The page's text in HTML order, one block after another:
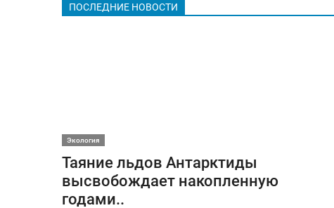
ПОСЛЕДНИЕ НОВОСТИ
Экология
Таяние льдов Антарктиды
высвобождает накопленную
годами..